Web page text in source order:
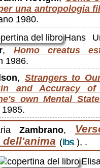
una antropologia
1980.
Hans
, Homo creatus
1986.
, Strangers to
and Accuracy of
own Mental
1985.
Zambrano,
dell'anima (
), .